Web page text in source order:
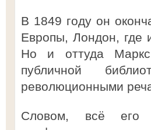
В 1849 году он
Европы, Лондон, где
Но и оттуда
публичной
революционными
Словом, всё его